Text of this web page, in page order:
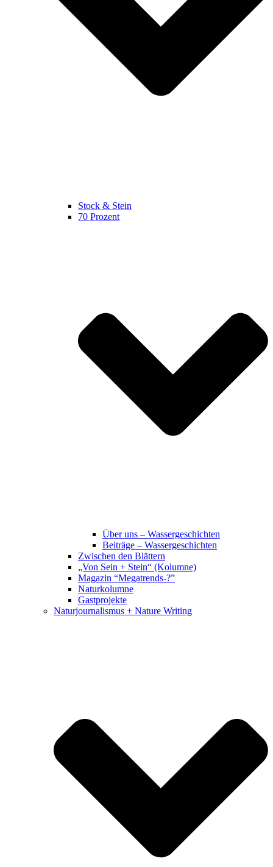
Stock & Stein
70 Prozent
Über uns – Wassergeschichten
Beiträge – Wassergeschichten
Zwischen den Blättern
„Von Sein + Stein“ (Kolumne)
Magazin “Megatrends-?”
Naturkolumne
Gastprojekte
Naturjournalismus + Nature Writing